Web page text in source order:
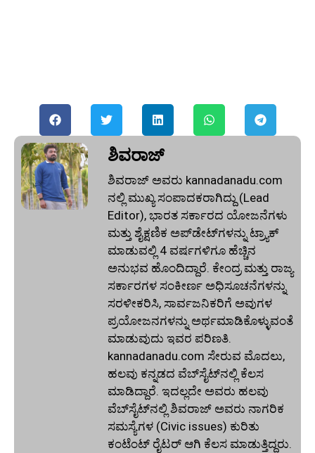
ಶಿವರಾಜ್
ಶಿವರಾಜ್ ಅವರು kannadanadu.com
ನಲ್ಲಿ ಮುಖ್ಯ ಸಂಪಾದಕರಾಗಿದ್ದು (Lead
Editor), ಭಾರತ ಸರ್ಕಾರದ ಯೋಜನೆಗಳು
ಮತ್ತು ಶೈಕ್ಷಣಿಕ ಅಪ್‌ಡೇಟ್‌ಗಳನ್ನು ಟ್ರ್ಯಾಕ್
ಮಾಡುವಲ್ಲಿ 4 ವರ್ಷಗಳಿಗೂ ಹೆಚ್ಚಿನ
ಅನುಭವ ಹೊಂದಿದ್ದಾರೆ. ಕೇಂದ್ರ ಮತ್ತು ರಾಜ್ಯ
ಸರ್ಕಾರಗಳ ಸಂಕೀರ್ಣ ಅಧಿಸೂಚನೆಗಳನ್ನು
ಸರಳೀಕರಿಸಿ, ಸಾರ್ವಜನಿಕರಿಗೆ ಅವುಗಳ
ಪ್ರಯೋಜನಗಳನ್ನು ಅರ್ಥಮಾಡಿಕೊಳ್ಳುವಂತೆ
ಮಾಡುವುದು ಇವರ ಪರಿಣತಿ.
kannadanadu.com ಸೇರುವ ಮೊದಲು,
ಹಲವು ಕನ್ನಡದ ವೆಬ್‌ಸೈಟ್‌ನಲ್ಲಿ ಕೆಲಸ
ಮಾಡಿದ್ದಾರೆ. ಇದಲ್ಲದೇ ಅವರು ಹಲವು
ವೆಬ್‌ಸೈಟ್‌ನಲ್ಲಿ ಶಿವರಾಜ್ ಅವರು ನಾಗರಿಕ
ಸಮಸ್ಯೆಗಳ (Civic issues) ಕುರಿತು
ಕಂಟೆಂಟ್ ರೈಟರ್ ಆಗಿ ಕೆಲಸ ಮಾಡುತ್ತಿದ್ದರು.